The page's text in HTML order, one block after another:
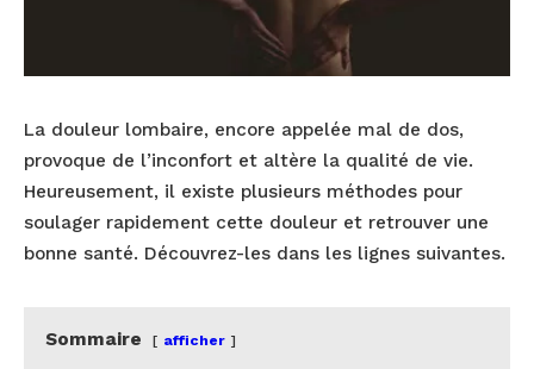
La douleur lombaire, encore appelée mal de dos,
provoque de l’inconfort et altère la qualité de vie.
Heureusement, il existe plusieurs méthodes pour
soulager rapidement cette douleur et retrouver une
bonne santé. Découvrez-les dans les lignes suivantes.
Sommaire afficher